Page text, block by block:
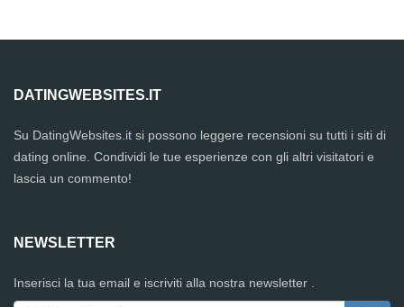
DATINGWEBSITES.IT
Su DatingWebsites.it si possono leggere recensioni su tutti i siti di
dating online. Condividi le tue esperienze con gli altri visitatori e
lascia un commento!
NEWSLETTER
Inserisci la tua email e iscriviti alla nostra newsletter .